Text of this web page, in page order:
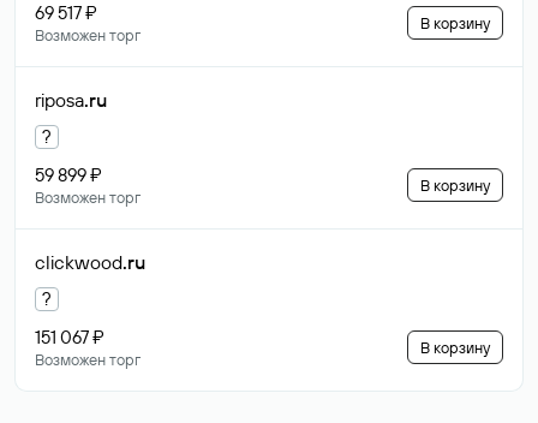
69 517 ₽
Возможен торг
В корзину
riposa.ru
?
59 899 ₽
Возможен торг
В корзину
clickwood.ru
?
151 067 ₽
Возможен торг
В корзину